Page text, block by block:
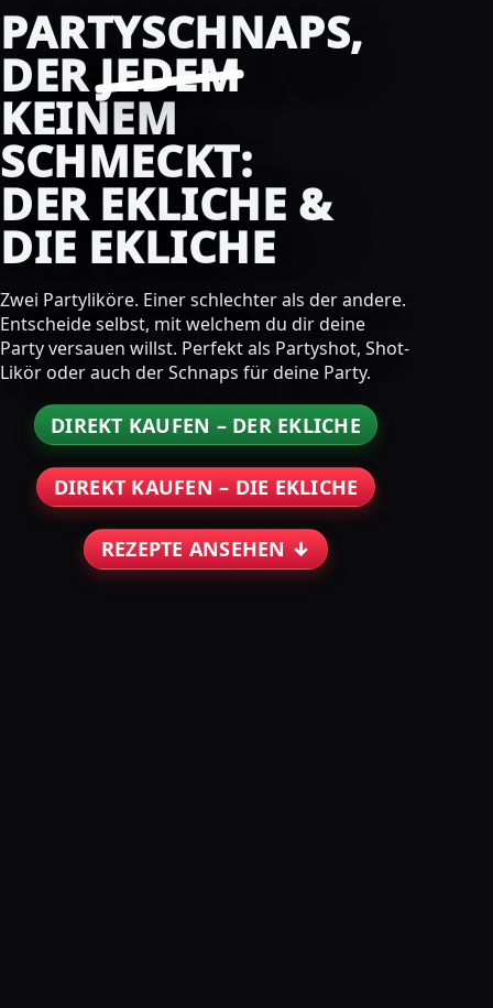
PARTYSCHNAPS,
DERJEDEM
KEINEM
SCHMECKT:
DER EKLICHE &
DIE EKLICHE
Zwei Partyliköre. Einer schlechter als der andere.
Entscheide selbst, mit welchem du dir deine
Party versauen willst. Perfekt als Partyshot, Shot-
Likör oder auch der Schnaps für deine Party.
DIREKT KAUFEN – DER EKLICHE
DIREKT KAUFEN – DIE EKLICHE
REZEPTE ANSEHEN ↓